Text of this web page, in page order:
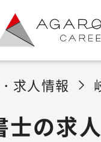
求人情報
士の求